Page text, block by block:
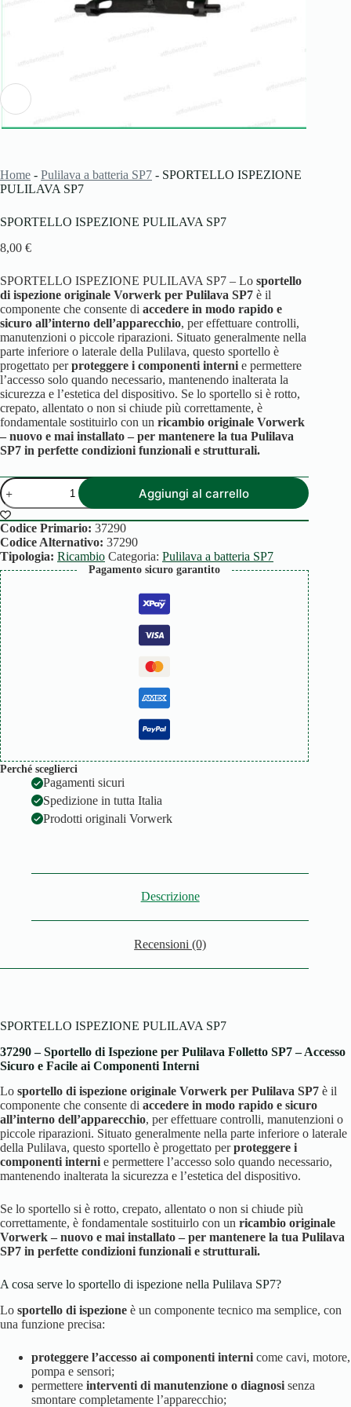
Home - Pulilava a batteria SP7 - SPORTELLO ISPEZIONE
PULILAVA SP7
SPORTELLO ISPEZIONE PULILAVA SP7
8,00 €
SPORTELLO ISPEZIONE PULILAVA SP7 – Lo sportello
di ispezione originale Vorwerk per Pulilava SP7 è il
componente che consente di accedere in modo rapido e
sicuro all’interno dell’apparecchio, per effettuare controlli,
manutenzioni o piccole riparazioni. Situato generalmente nella
parte inferiore o laterale della Pulilava, questo sportello è
progettato perproteggere i componenti interni e permettere
l’accesso solo quando necessario, mantenendo inalterata la
sicurezza e l’estetica del dispositivo. Se lo sportello si è rotto,
crepato, allentato o non si chiude più correttamente, è
fondamentale sostituirlo con un ricambio originale Vorwerk
– nuovo e mai installato – per mantenere la tua Pulilava
SP7 in perfette condizioni funzionali e strutturali.
SPORTELLO
ISPEZIONE
PULILAVA
SP7
quantità
Aggiungi al carrello
Codice Primario: 37290
Codice Alternativo: 37290
Tipologia: Ricambio Categoria: Pulilava a batteria SP7
Pagamento sicuro garantito
Perché sceglierci
Pagamenti sicuri
Spedizione in tutta Italia
Prodotti originali Vorwerk
Descrizione
Recensioni (0)
SPORTELLO ISPEZIONE PULILAVA SP7
37290 – Sportello di Ispezione per Pulilava Folletto SP7 – Accesso
Sicuro e Facile ai Componenti Interni
Lo sportello di ispezione originale Vorwerk per Pulilava SP7 è il
componente che consente di accedere in modo rapido e sicuro
all’interno dell’apparecchio, per effettuare controlli, manutenzioni o
piccole riparazioni. Situato generalmente nella parte inferiore o laterale
della Pulilava, questo sportello è progettato perproteggere i
componenti internie permettere l’accesso solo quando necessario,
mantenendo inalterata la sicurezza e l’estetica del dispositivo.
Se lo sportello si è rotto, crepato, allentato o non si chiude più
correttamente, è fondamentale sostituirlo con un ricambio originale
Vorwerk – nuovo e mai installato – per mantenere la tua Pulilava
SP7 in perfette condizioni funzionali e strutturali.
A cosa serve lo sportello di ispezione nella Pulilava SP7?
Lo sportello di ispezione è un componente tecnico ma semplice, con
una funzione precisa:
proteggere l’accesso ai componenti interni come cavi, motore,
pompa e sensori;
permettere interventi di manutenzione o diagnosi senza
smontare completamente l’apparecchio;